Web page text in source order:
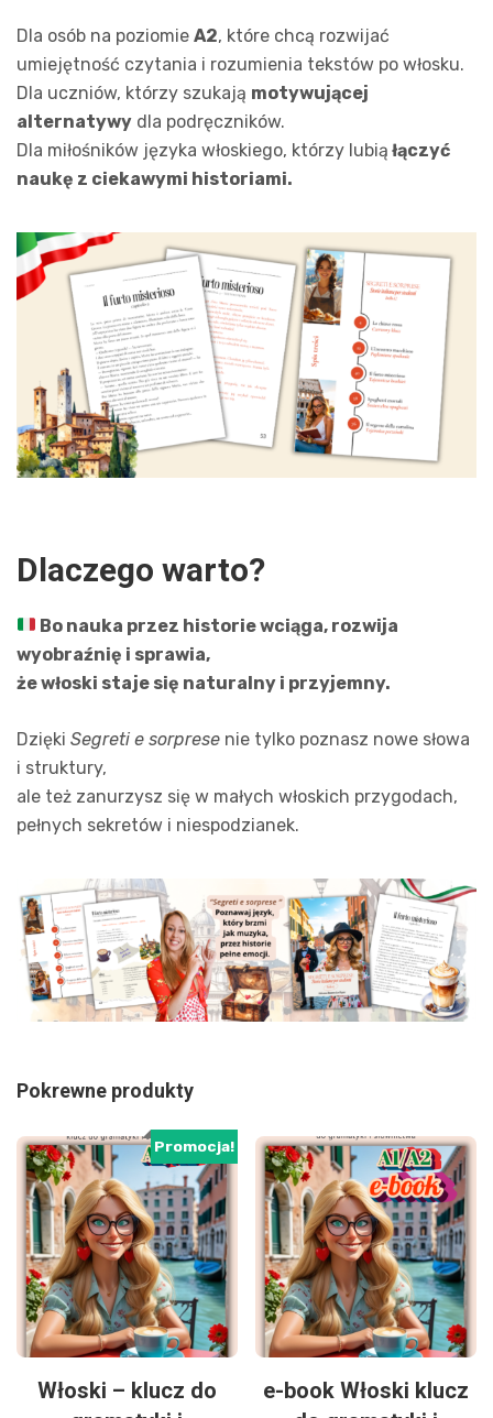
Dla osób na poziomie A2, które chcą rozwijać
umiejętność czytania i rozumienia tekstów po włosku.
Dla uczniów, którzy szukają motywującej
alternatywy dla podręczników.
Dla miłośników języka włoskiego, którzy lubią łączyć
naukę z ciekawymi historiami.
Dlaczego warto?
Bo nauka przez historie wciąga, rozwija
wyobraźnię i sprawia,
że włoski staje się naturalny i przyjemny.
Dzięki Segreti e sorprese nie tylko poznasz nowe słowa
i struktury,
ale też zanurzysz się w małych włoskich przygodach,
pełnych sekretów i niespodzianek.
Pokrewne produkty
Promocja!
Włoski – klucz do
e-book Włoski klucz